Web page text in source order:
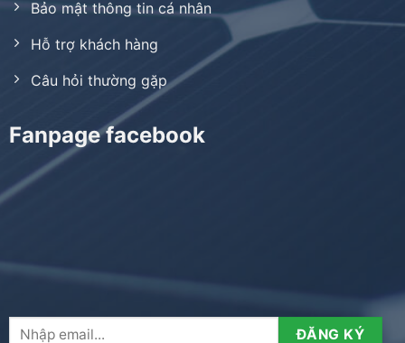
Bảo mật thông tin cá nhân
Hỗ trợ khách hàng
Câu hỏi thường gặp
Fanpage facebook